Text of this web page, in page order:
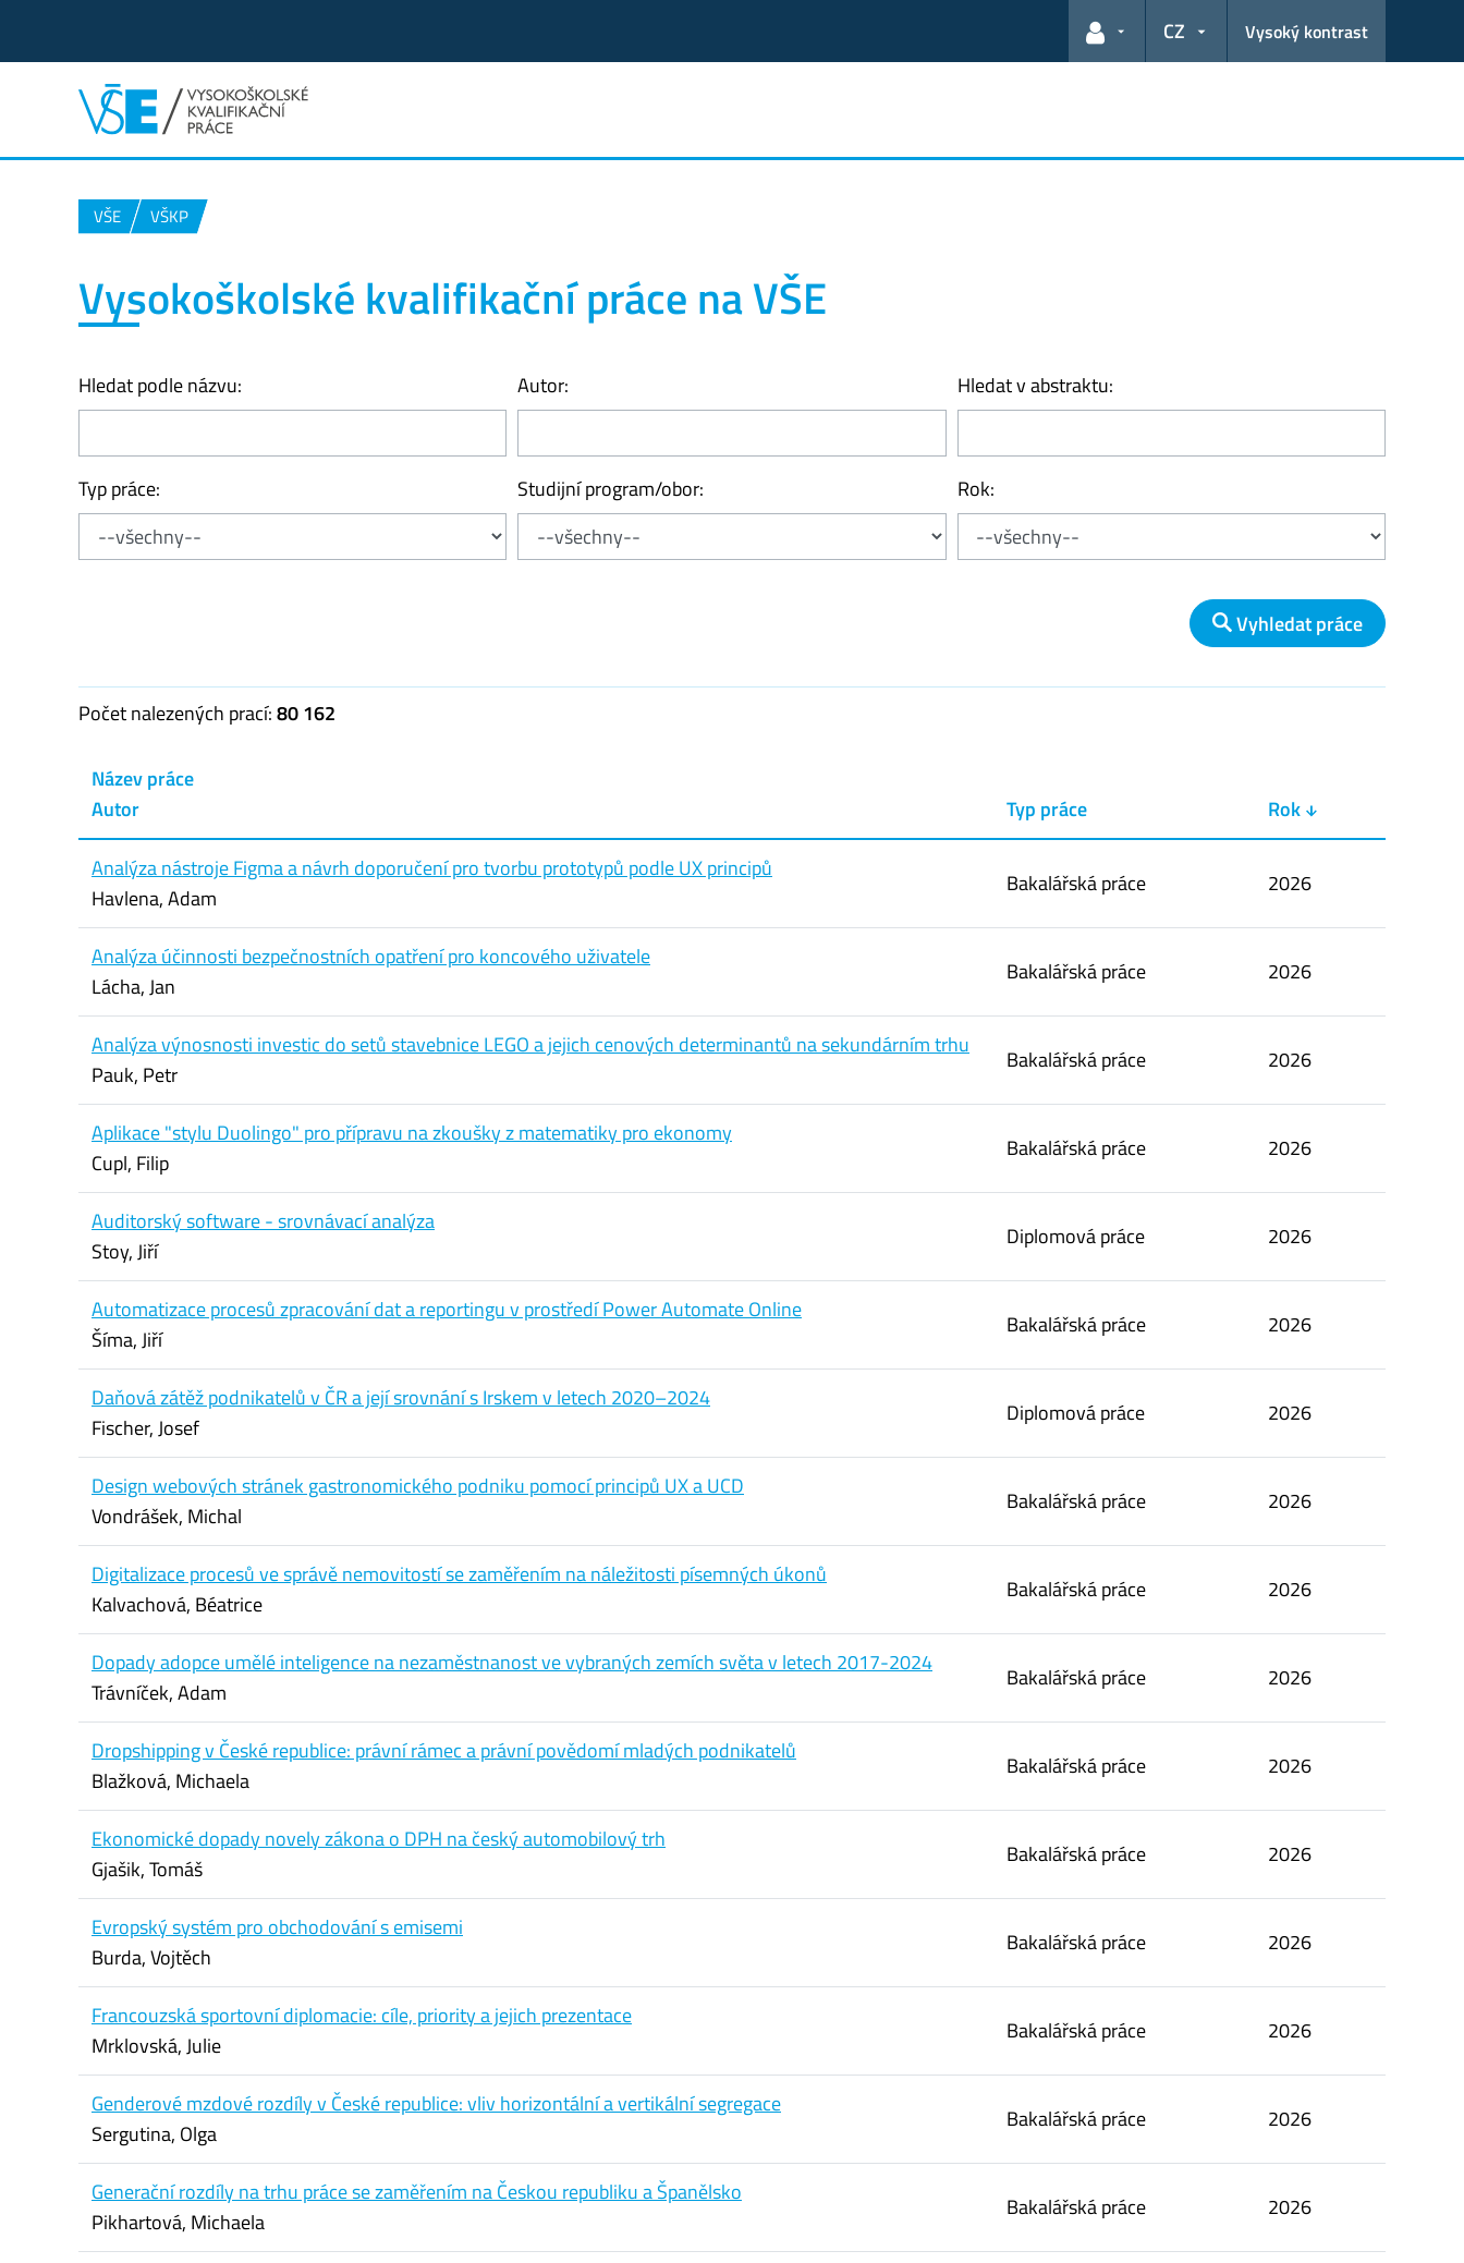
Odkazy pro uživatele
CZ Vysoký kontrast
VŠE VŠKP
Vysokoškolské kvalifikační práce na VŠE
Hledat podle názvu: Autor: Hledat v abstraktu:
Typ práce: Studijní program/obor: Rok:
Vyhledat práce
Počet nalezených prací:80 162
Název práce
Autor
Typ práce
Rok ↓
Analýza nástroje Figma a návrh doporučení pro tvorbu prototypů podle UX principů
Havlena, Adam
Bakalářská práce 2026
Analýza účinnosti bezpečnostních opatření pro koncového uživatele
Lácha, Jan
Bakalářská práce 2026
Analýza výnosnosti investic do setů stavebnice LEGO a jejich cenových determinantů na sekundárním trhu
Pauk, Petr
Bakalářská práce 2026
Aplikace "stylu Duolingo" pro přípravu na zkoušky z matematiky pro ekonomy
Cupl, Filip
Bakalářská práce 2026
Auditorský software - srovnávací analýza
Stoy, Jiří
Diplomová práce 2026
Automatizace procesů zpracování dat a reportingu v prostředí Power Automate Online
Šíma, Jiří
Bakalářská práce 2026
Daňová zátěž podnikatelů v ČR a její srovnání s Irskem v letech 2020–2024
Fischer, Josef
Diplomová práce 2026
Design webových stránek gastronomického podniku pomocí principů UX a UCD
Vondrášek, Michal
Bakalářská práce 2026
Digitalizace procesů ve správě nemovitostí se zaměřením na náležitosti písemných úkonů
Kalvachová, Béatrice
Bakalářská práce 2026
Dopady adopce umělé inteligence na nezaměstnanost ve vybraných zemích světa v letech 2017-2024
Trávníček, Adam
Bakalářská práce 2026
Dropshipping v České republice: právní rámec a právní povědomí mladých podnikatelů
Blažková, Michaela
Bakalářská práce 2026
Ekonomické dopady novely zákona o DPH na český automobilový trh
Gjašik, Tomáš
Bakalářská práce 2026
Evropský systém pro obchodování s emisemi
Burda, Vojtěch
Bakalářská práce 2026
Francouzská sportovní diplomacie: cíle, priority a jejich prezentace
Mrklovská, Julie
Bakalářská práce 2026
Genderové mzdové rozdíly v České republice: vliv horizontální a vertikální segregace
Sergutina, Olga
Bakalářská práce 2026
Generační rozdíly na trhu práce se zaměřením na Českou republiku a Španělsko
Pikhartová, Michaela
Bakalářská práce 2026